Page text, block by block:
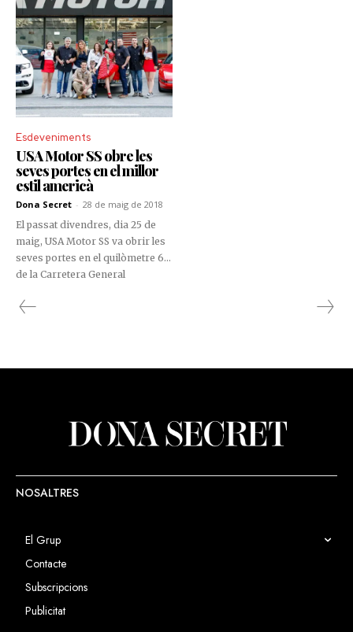
Esdeveniments
USA Motor SS obre les
seves portes en el millor
estil americà
Dona Secret - 28 de maig de 2018
El passat divendres, dia 25 de
maig, USA Motor SS va obrir les
seves portes en el quilòmetre 6,1
de la Carretera General
de servei ELF Valira, a Sant Julià
NOSALTRES
El Grup
Contacte
Subscripcions
Publicitat